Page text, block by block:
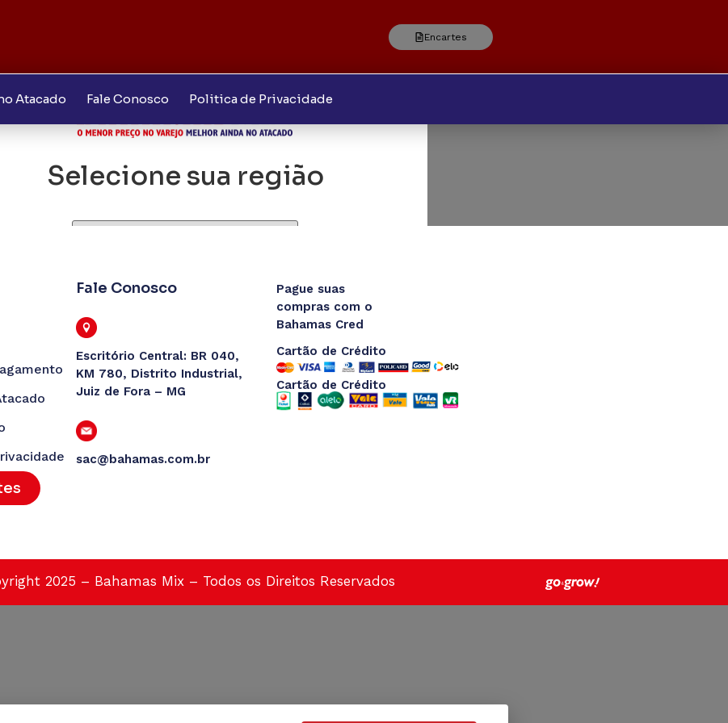
Selecione sua região
Confirmar
Encartes
Atacado Fale Conosco Politica de Privacidade
- Monte Carmelo
Fale Conosco
Escritório Central: BR 040,
KM 780, Distrito Industrial,
Juiz de Fora – MG
sac@bahamas.com.br
Pague suas
compras com o
Bahamas Cred
Cartão de Crédito
Cartão de Crédito
2025 – Bahamas Mix – Todos os Direitos Reservados